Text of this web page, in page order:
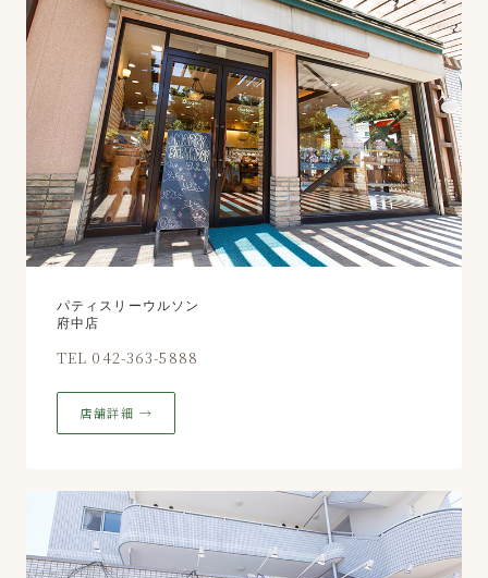
パティスリーウルソン
府中店
TEL 042-363-5888
店舗詳細 →